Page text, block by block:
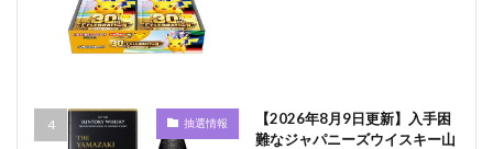
抽選情報
【2026年8月9日更新】入手困
難なジャパニーズウイスキー山